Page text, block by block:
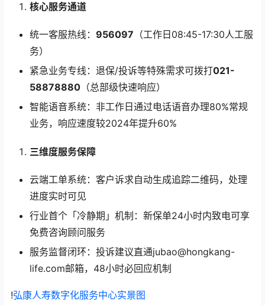
核心服务通道
统一客服热线： 956097 （工作日08:45-17:30人工服
务）
紧急业务专线：退保/投诉等特殊需求可拨打021-
58878880 （总部级快速响应）
智能语音系统：非工作日通过电话语音办理80%常规
业务，响应速度较2024年提升60%
三维度服务保障
云端工单系统：客户诉求自动生成追踪二维码，处理
进度实时可见
行业首个「冷静期」机制：新保单24小时内致电可享
免费咨询顾问服务
服务监督闭环：投诉建议直通jubao@hongkang-
life.com邮箱，48小时必回应机制
!弘康人寿数字化服务中心实景图